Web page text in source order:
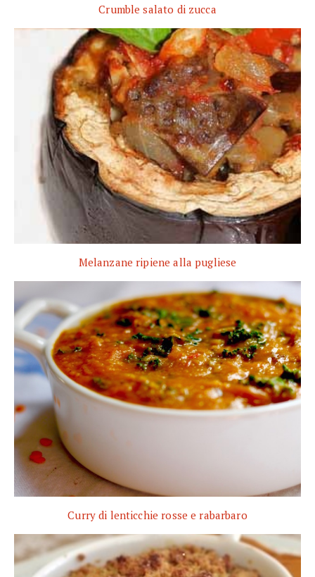
Crumble salato di zucca
Melanzane ripiene alla pugliese
Curry di lenticchie rosse e rabarbaro